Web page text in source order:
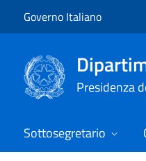
Governo Italiano
Presidenza
Sottosegretario